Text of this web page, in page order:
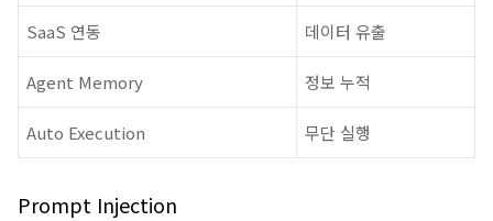
SaaS 연동 데이터 유출
Agent Memory 정보 누적
Auto Execution 무단 실행
Prompt Injection